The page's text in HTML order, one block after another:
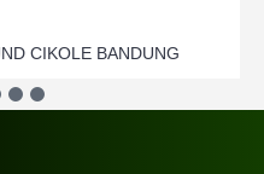
CIKOLE BANDUNG